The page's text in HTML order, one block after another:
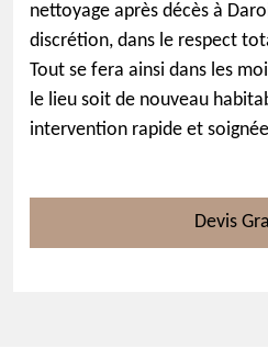
nettoyage après décès à
discrétion, dans le respect
Tout se fera ainsi dans les
le lieu soit de nouveau
intervention rapide et
Devis